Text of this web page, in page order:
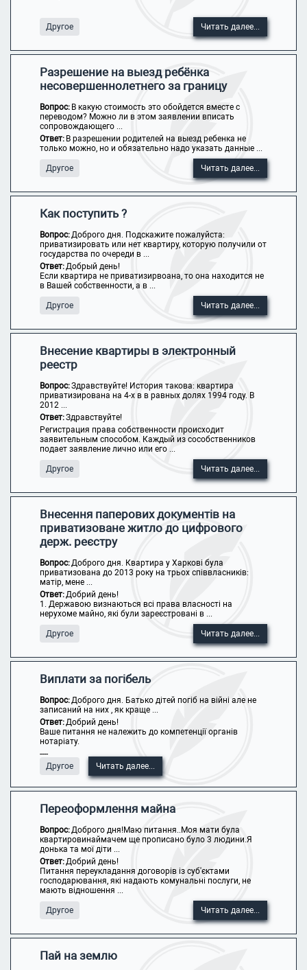
Другое Читать далее...
Разрешение на выезд ребёнка
несовершеннолетнего за границу
Вопрос: В какую стоимость это обойдется вместе с
переводом? Можно ли в этом заявлении вписать
сопровождающего ...
Ответ: В разрешении родителей на выезд ребенка не
только можно, но и обязательно надо указать данные ...
Другое Читать далее...
Как поступить ?
Вопрос:Доброго дня. Подскажите пожалуйста:
приватизировать или нет квартиру, которую получили от
государства по очереди в ...
Ответ:Добрый день!
Если квартира не приватизирвоана, то она находится не
в Вашей собственности, а в ...
Другое Читать далее...
Внесение квартиры в электронный
реестр
Вопрос:Здравствуйте! История такова: квартира
приватизирована на 4-х в в равных долях 1994 году. В
2012 ...
Ответ:Здравствуйте!
Регистрация права собственности происходит
заявительным способом. Каждый из сособственников
подает заявление лично или его ...
Другое Читать далее...
Внесення паперових документів на
приватизоване житло до цифрового
держ. реєстру
Вопрос:Доброго дня. Квартира у Харкові була
приватизована до 2013 року на трьох співвласників:
матір, мене ...
Ответ:Добрий день!
1. Державою визнаються всі права власності на
нерухоме майно, які були зареєстровані в ...
Другое Читать далее...
Виплати за погібель
Вопрос:Доброго дня. Батько дітей погіб на війні але не
записаний на них , як краще ...
Ответ:Добрий день!
Ваше питання не належить до компетенції органів
нотаріату.
----
Другое
Читать далее...
Переоформлення майна
Вопрос:Доброго дня!Маю питання..Моя мати була
квартировинаймачем ще прописано було 3 людини.Я
донька та мої діти ...
Ответ:Добрий день!
Питання переукладання договорів із суб'єктами
господарювання, які надають комунальні послуги, не
мають відношення ...
Другое Читать далее...
Пай на землю